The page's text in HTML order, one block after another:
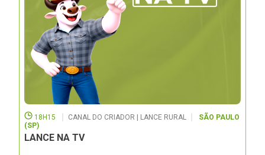
18H15 CANAL DO CRIADOR | LANCE RURAL
SÃO PAULO
(SP)
LANCE NA TV